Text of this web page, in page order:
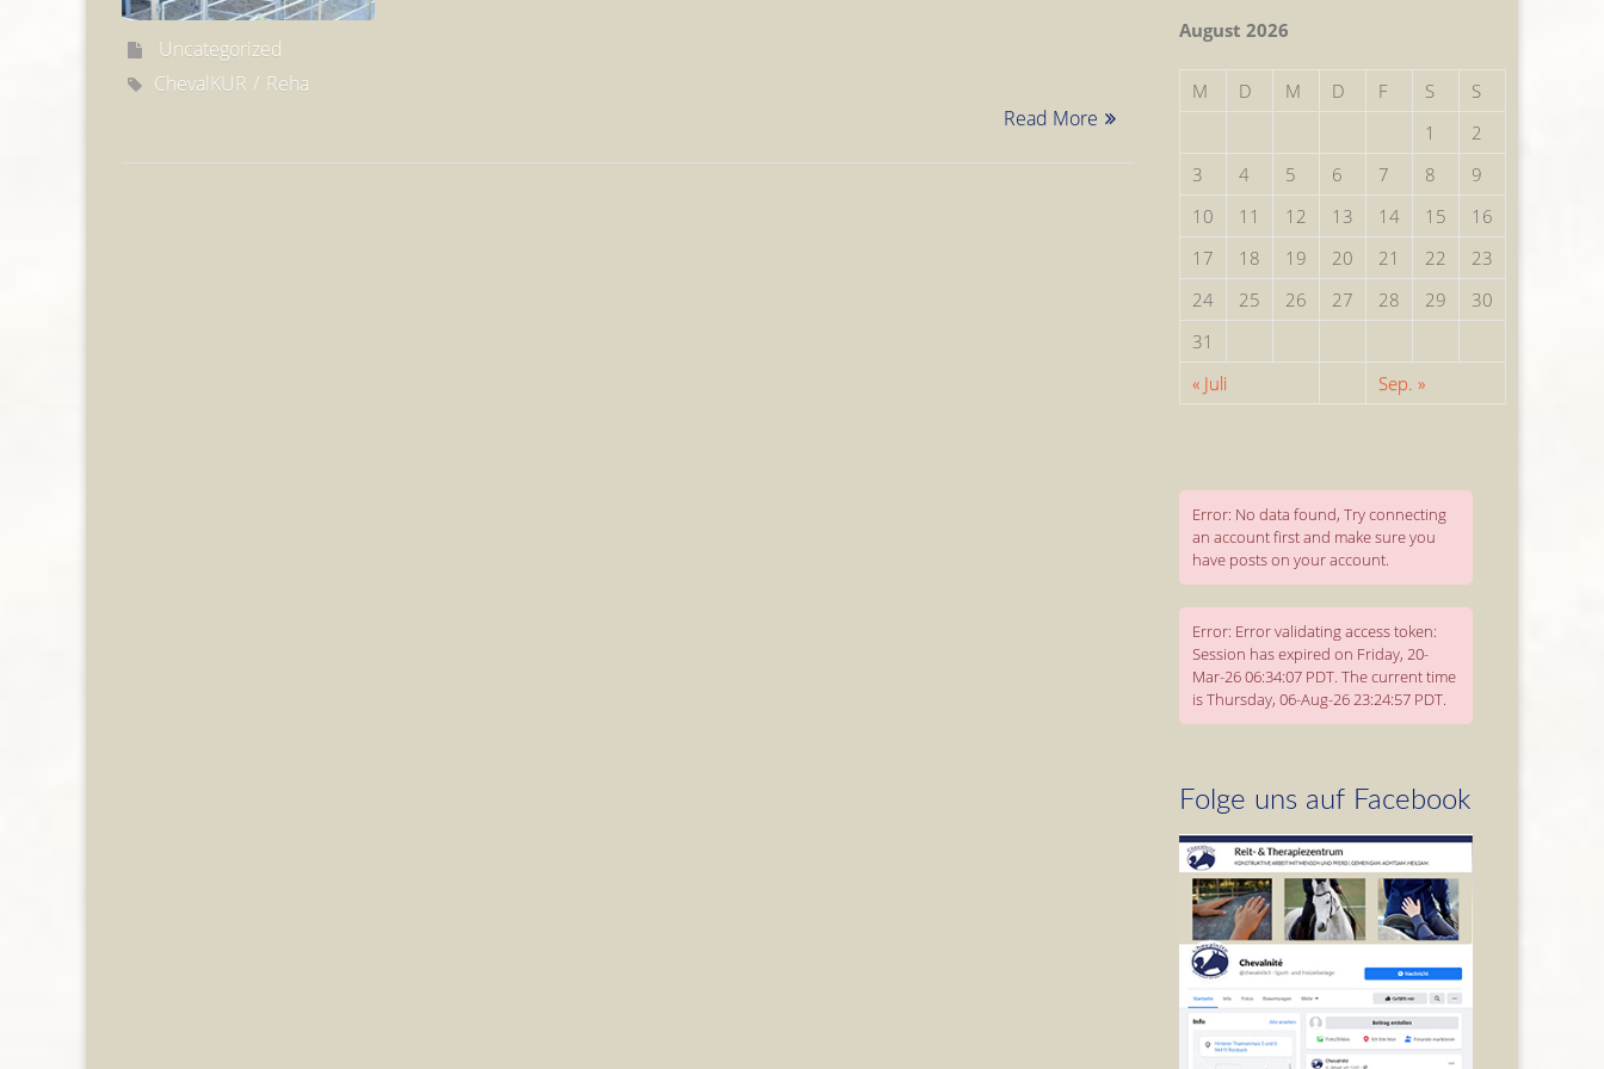
Uncategorized
ChevalKUR
Reha
Read More
August 2026
M D M D F S
S
1
2
3
4 5 6 7 8
9
10
11 12 13 14 15
16
17
18 19 20 21 22
23
24
25 26 27 28 29
30
31
« Juli
Sep. »
Error: No data found, Try connecting
an account first and make sure you
have posts on your account.
Error: Error validating access token:
Session has expired on Friday, 20-
Mar-26 06:34:07 PDT. The current time
is Thursday, 06-Aug-26 23:24:57 PDT.
Folge uns auf Facebook